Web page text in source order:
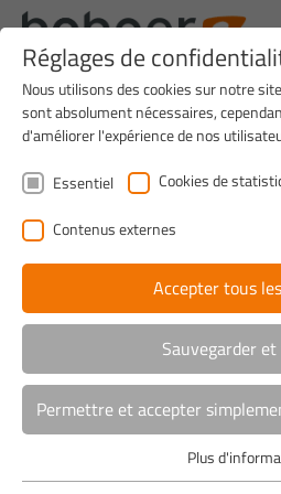
Home>Produits>Lohnfertigung
Réglages de
Nous utilisons des cookies sur notre
sont absolument nécessaires,
d'améliorer l'expérience de nos
Essentiel Cookies de
Contenus externes
Accepter tous
Sauvegarder
Permettre et accepter
Plus